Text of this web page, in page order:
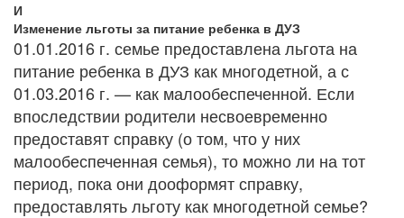
И
Изменение льготы за питание ребенка в ДУЗ
​01.01.2016 г. семье предоставлена льгота на
питание ребенка в ДУЗ как многодетной, а с
01.03.2016 г. — как малообеспеченной. Если
впоследствии родители несвоевременно
предоставят справку (о том, что у них
малообеспеченная семья), то можно ли на тот
период, пока они дооформят справку,
предоставлять льготу как многодетной семье?